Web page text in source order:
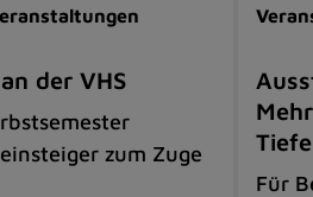
der VHS
zum Zuge
Für